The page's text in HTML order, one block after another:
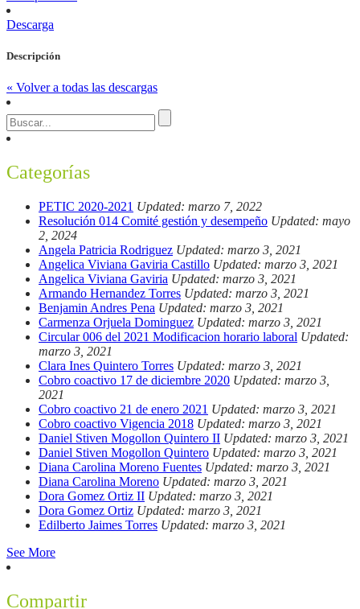
Descarga
Descripción
« Volver a todas las descargas
Categorías
PETIC 2020-2021 Updated: marzo 7, 2022
Resolución 014 Comité gestión y desempeño Updated: mayo
2, 2024
Angela Patricia Rodriguez Updated: marzo 3, 2021
Angelica Viviana Gaviria Castillo Updated: marzo 3, 2021
Angelica Viviana Gaviria Updated: marzo 3, 2021
Armando Hernandez Torres Updated: marzo 3, 2021
Benjamin Andres Pena Updated: marzo 3, 2021
Carmenza Orjuela Dominguez Updated: marzo 3, 2021
Circular 006 del 2021 Modificacion horario laboral Updated:
marzo 3, 2021
Clara Ines Quintero Torres Updated: marzo 3, 2021
Cobro coactivo 17 de diciembre 2020 Updated: marzo 3,
2021
Cobro coactivo 21 de enero 2021 Updated: marzo 3, 2021
Cobro coactivo Vigencia 2018 Updated: marzo 3, 2021
Daniel Stiven Mogollon Quintero II Updated: marzo 3, 2021
Daniel Stiven Mogollon Quintero Updated: marzo 3, 2021
Diana Carolina Moreno Fuentes Updated: marzo 3, 2021
Diana Carolina Moreno Updated: marzo 3, 2021
Dora Gomez Ortiz II Updated: marzo 3, 2021
Dora Gomez Ortiz Updated: marzo 3, 2021
Edilberto Jaimes Torres Updated: marzo 3, 2021
See More
Compartir